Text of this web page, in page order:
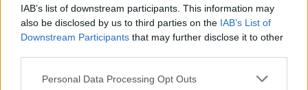
IAB’s list of downstream participants. This information may
also be disclosed by us to third parties on the IAB’s List of
Downstream Participants that may further disclose it to other
Please note that this website/app uses one or more Google
Personal Data Processing Opt Outs
È difficile essere attratti da tuo marito quando è
molto sovrappeso.Ciò non significa che non puoi
fare sesso concentrandoti sul piacere che lui può
darti (come può) E concentrandoti su quanto lo